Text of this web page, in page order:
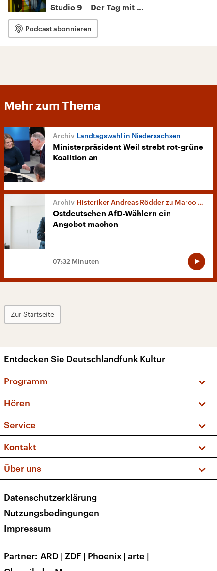
Studio 9 – Der Tag mit ...
Podcast abonnieren
Mehr zum Thema
Landtagswahl in Niedersachsen
Ministerpräsident Weil strebt rot-grüne
Koalition an
Historiker Andreas Rödder zu Marco Wanderwitz
Ostdeutschen AfD-Wählern ein
Angebot machen
07:32 Minuten
Zur Startseite
Entdecken Sie Deutschlandfunk Kultur
Programm
Sendungen und Podcasts
Musikliste
Kakadu – Das Kinderprogramm
Hören
Frequenzen (UKW + DAB+)
Service
FAQ
Apps
Newsletter
Veranstaltungen
Kontakt
Social Media
Über uns
Presse
Karriere
Transparenz
Datenschutzerklärung
Nutzungsbedingungen
Impressum
Partner ARD | ZDF | Phoenix | arte |